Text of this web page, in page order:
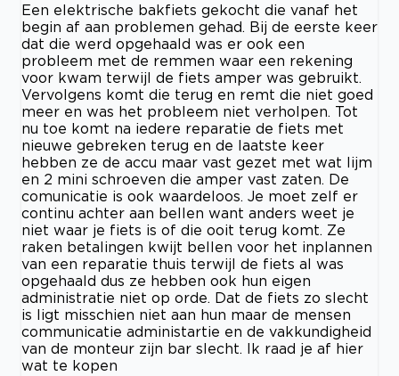
Een elektrische bakfiets gekocht die vanaf het
begin af aan problemen gehad. Bij de eerste keer
dat die werd opgehaald was er ook een
probleem met de remmen waar een rekening
voor kwam terwijl de fiets amper was gebruikt.
Vervolgens komt die terug en remt die niet goed
meer en was het probleem niet verholpen. Tot
nu toe komt na iedere reparatie de fiets met
nieuwe gebreken terug en de laatste keer
hebben ze de accu maar vast gezet met wat lijm
en 2 mini schroeven die amper vast zaten. De
comunicatie is ook waardeloos. Je moet zelf er
continu achter aan bellen want anders weet je
niet waar je fiets is of die ooit terug komt. Ze
raken betalingen kwijt bellen voor het inplannen
van een reparatie thuis terwijl de fiets al was
opgehaald dus ze hebben ook hun eigen
administratie niet op orde. Dat de fiets zo slecht
is ligt misschien niet aan hun maar de mensen
communicatie administartie en de vakkundigheid
van de monteur zijn bar slecht. Ik raad je af hier
wat te kopen